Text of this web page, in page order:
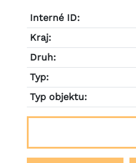
Interné ID:
Kraj:
Druh:
Typ:
Typ objektu: